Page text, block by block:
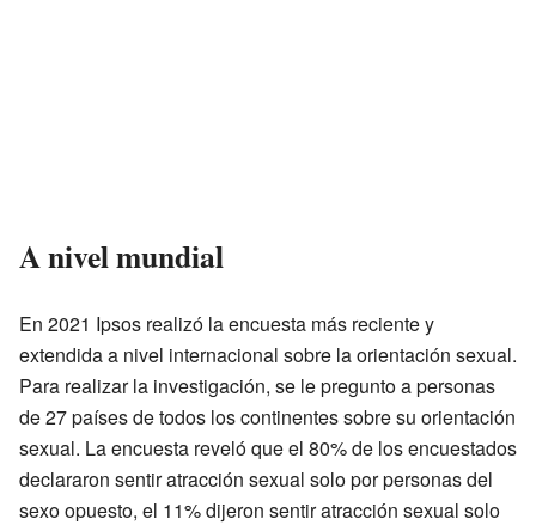
A nivel mundial
En 2021 Ipsos realizó la encuesta más reciente y
extendida a nivel internacional sobre la orientación sexual.
Para realizar la investigación, se le pregunto a personas
de 27 países de todos los continentes sobre su orientación
sexual. La encuesta reveló que el 80% de los encuestados
declararon sentir atracción sexual solo por personas del
sexo opuesto, el 11% dijeron sentir atracción sexual solo